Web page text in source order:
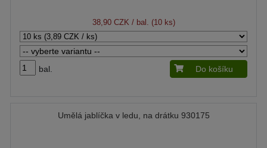
38,90 CZK / bal. (10 ks)
bal. Do košíku
Umělá jablíčka v ledu, na drátku 930175